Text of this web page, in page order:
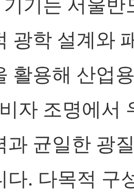
광학 설계와
활용해 산업
자 조명에서
과 균일한 광
다. 다목적 구